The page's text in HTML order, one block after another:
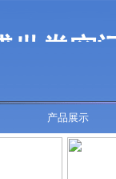
产品展示